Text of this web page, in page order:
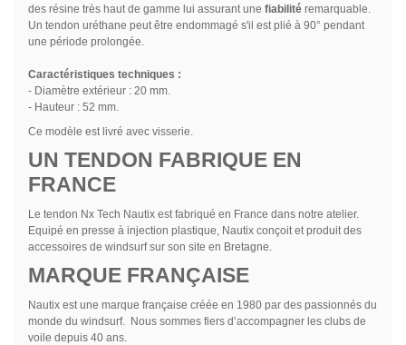
des résine très haut de gamme lui assurant une fiabilitéremarquable.
Un tendon uréthane peut être endommagé s'il est plié à 90° pendant
une période prolongée.
Caractéristiques techniques :
- Diamètre extérieur : 20 mm.
- Hauteur : 52 mm.
Ce modèle est livré avec visserie.
UN TENDON FABRIQUE EN
FRANCE
Le tendon Nx Tech Nautix est fabriqué en France dans notre atelier.
Equipé en presse à injection plastique, Nautix conçoit et produit des
accessoires de windsurf sur son site en Bretagne.
MARQUE FRANÇAISE
Nautix est une marque française créée en 1980 par des passionnés du
monde du windsurf. Nous sommes fiers d’accompagner les clubs de
voile depuis 40 ans.